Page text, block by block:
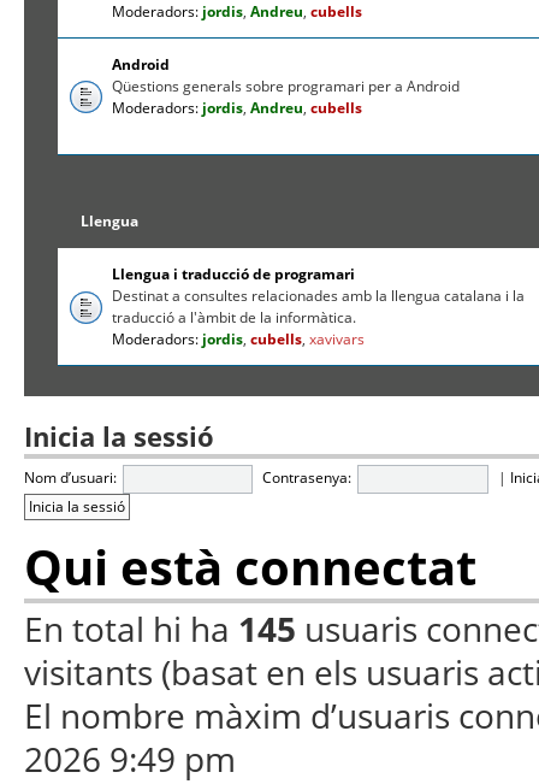
Moderadors: jordis,Andreu,cubells
Android
Qüestions generals sobre programari per a Android
Moderadors: jordis,Andreu,cubells
Llengua
Llengua i traducció de programari
Destinat a consultes relacionades amb la llengua catalana i la
traducció a l'àmbit de la informàtica.
Moderadors: jordis,cubells,xavivars
Inicia la sessió
Nom d’usuari: Contrasenya: |
Qui està connectat
En total hi ha 145 usuaris
visitants (basat en els usuaris
El nombre màxim d’usuaris
2026 9:49 pm